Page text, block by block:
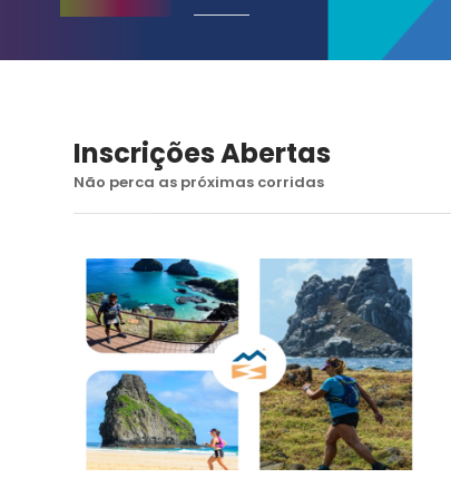
Inscrições Abertas
Não perca as próximas corridas